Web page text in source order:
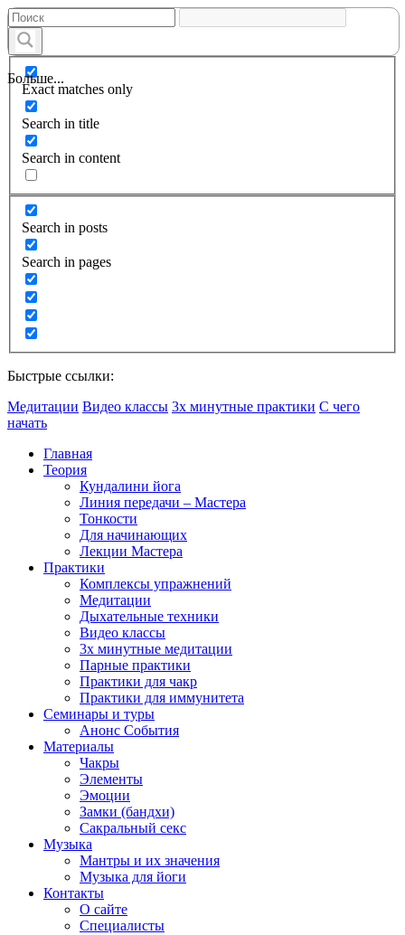
Больше...
Exact matches only
Search in title
Search in content
Search in posts
Search in pages
Быстрые ссылки:
Медитации Видео классы 3х минутные практики С чего
начать
Главная
Теория
Кундалини йога
Линия передачи – Мастера
Тонкости
Для начинающих
Лекции Мастера
Практики
Комплексы упражнений
Медитации
Дыхательные техники
Видео классы
3х минутные медитации
Парные практики
Практики для чакр
Практики для иммунитета
Семинары и туры
Анонс События
Материалы
Чакры
Элементы
Эмоции
Замки (бандхи)
Сакральный секс
Музыка
Мантры и их значения
Музыка для йоги
Контакты
О сайте
Специалисты